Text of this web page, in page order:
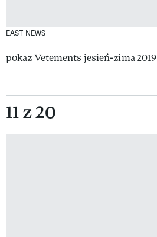
EAST NEWS
pokaz Vetements jesień-zima 2019
11 z 20